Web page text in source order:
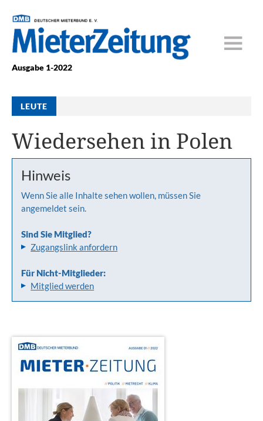
Ausgabe 1-2022
LEUTE
Wiedersehen in Polen
Hinweis
Wenn Sie alle Inhalte sehen wollen, müssen Sie
angemeldet sein.
Sind Sie Mitglied?
Zugangslink anfordern
Für Nicht-Mitglieder:
Mitglied werden